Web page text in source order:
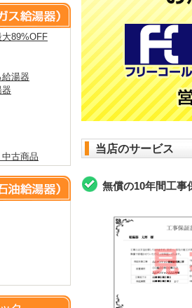
当店のサービス
無償の10年間工事
89%OFF
湯器
古商品